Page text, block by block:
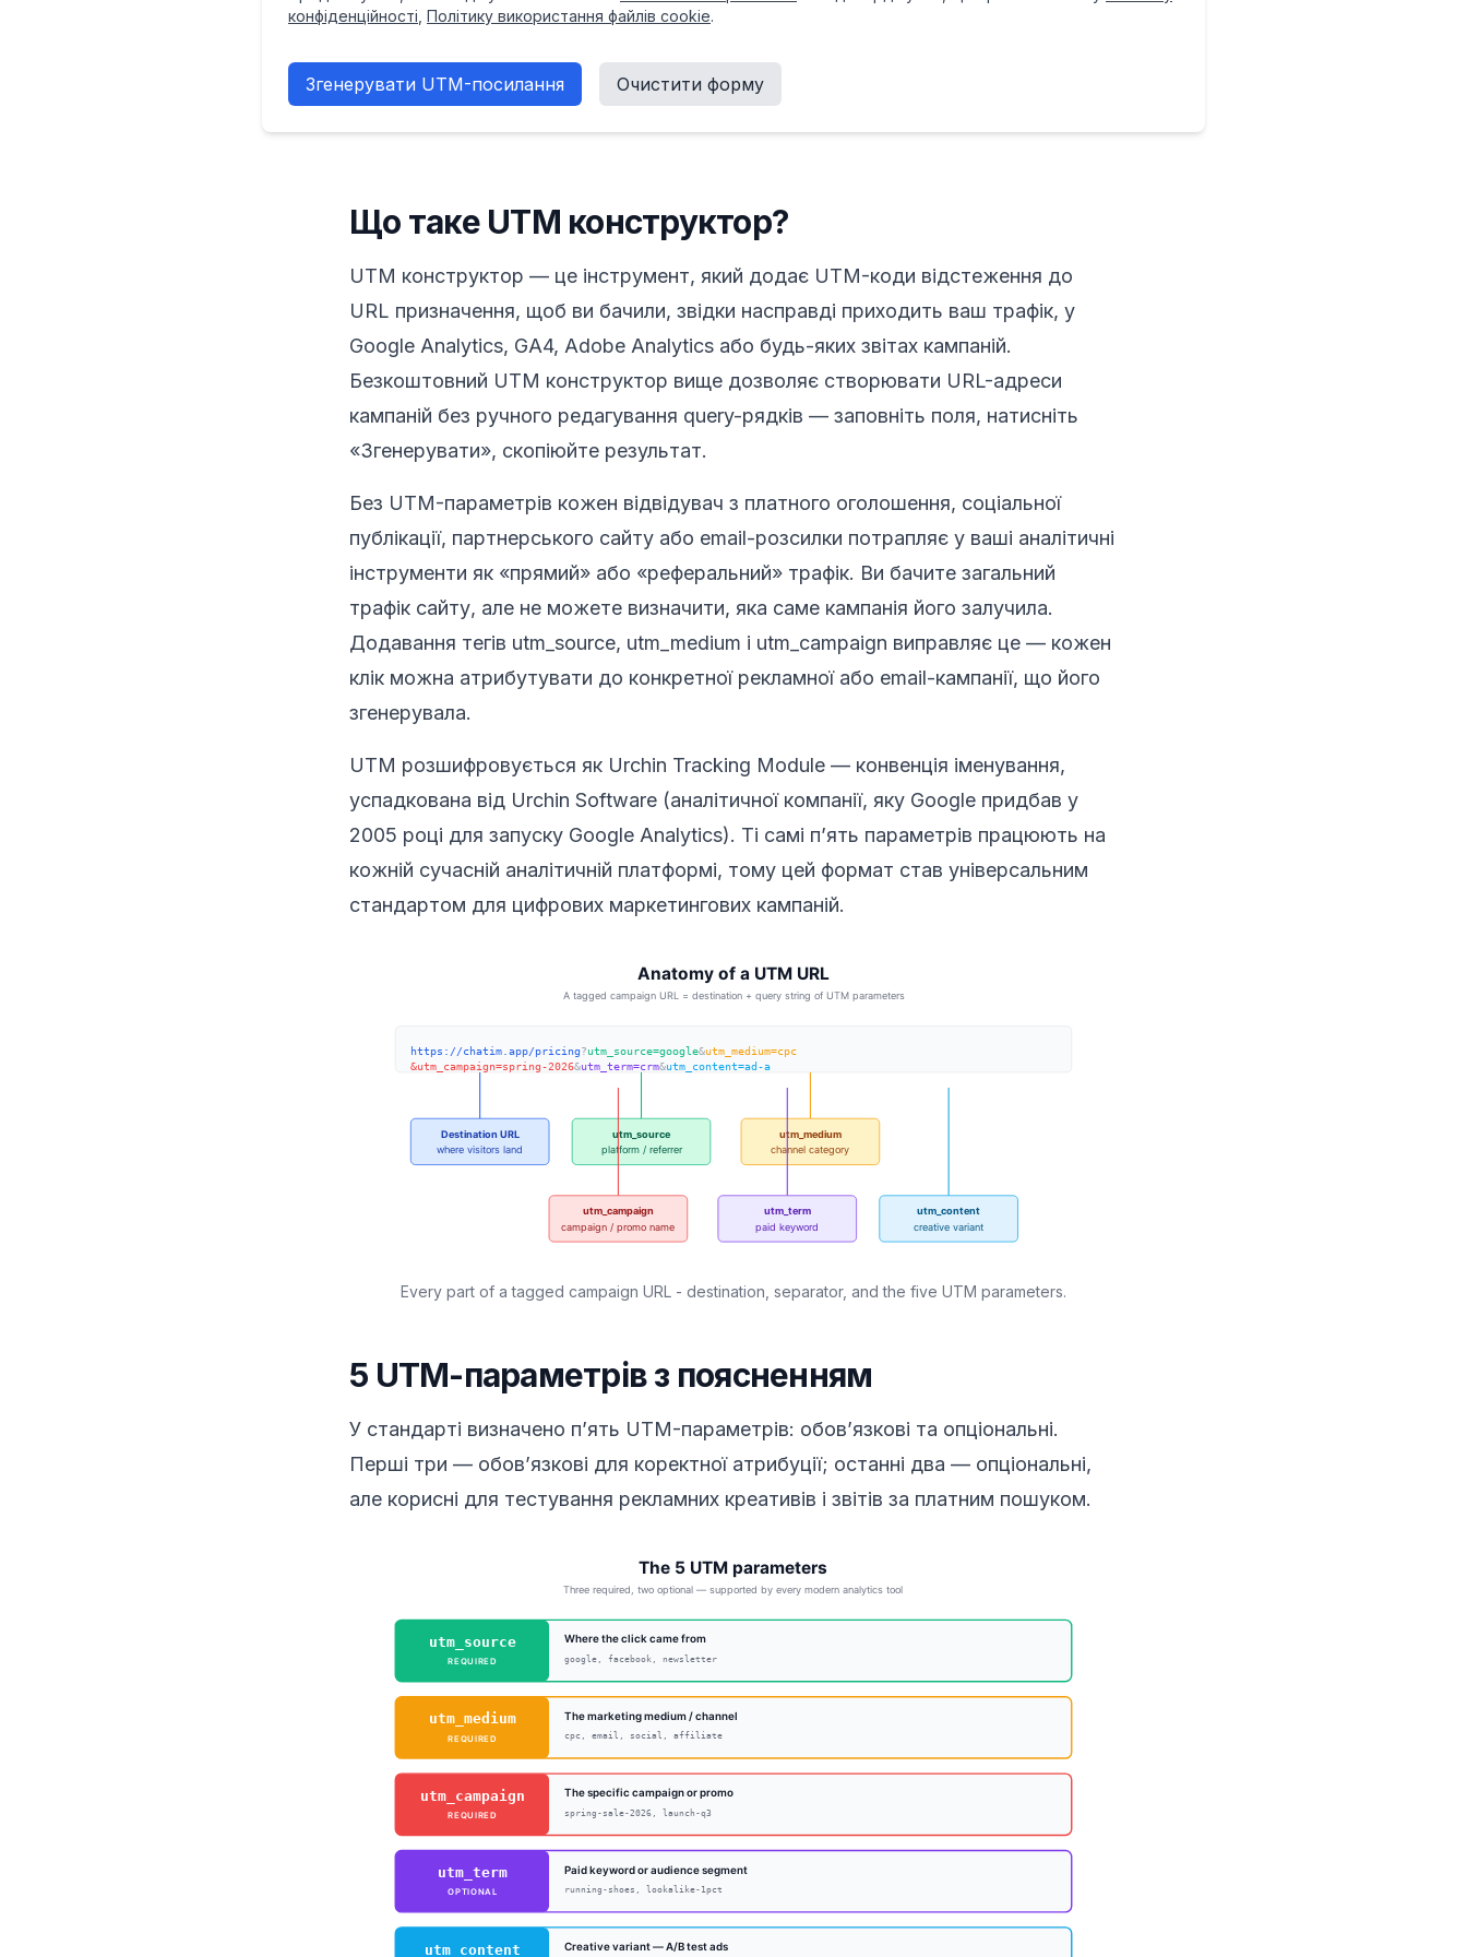
конфіденційності Політику використання файлів cookie.
Згенерувати UTM-посилання Очистити форму
Що таке UTM конструктор?
UTM конструктор — це інструмент, який додає UTM-коди відстеження до
URL призначення, щоб ви бачили, звідки насправді приходить ваш трафік, у
Google Analytics, GA4, Adobe Analytics або будь-яких звітах кампаній.
Безкоштовний UTM конструктор вище дозволяє створювати URL-адреси
кампаній без ручного редагування query-рядків — заповніть поля, натисніть
«Згенерувати», скопіюйте результат.
Без UTM-параметрів кожен відвідувач з платного оголошення, соціальної
публікації, партнерського сайту або email-розсилки потрапляє у ваші аналітичні
інструменти як «прямий» або «реферальний» трафік. Ви бачите загальний
трафік сайту, але не можете визначити, яка саме кампанія його залучила.
Додавання тегів utm_source, utm_medium і utm_campaign виправляє це — кожен
клік можна атрибутувати до конкретної рекламної або email-кампанії, що його
згенерувала.
UTM розшифровується як Urchin Tracking Module — конвенція іменування,
успадкована від Urchin Software (аналітичної компанії, яку Google придбав у
2005 році для запуску Google Analytics). Ті самі п’ять параметрів працюють на
кожній сучасній аналітичній платформі, тому цей формат став універсальним
стандартом для цифрових маркетингових кампаній.
Every part of a tagged campaign URL - destination, separator, and the five UTM parameters.
5 UTM-параметрів з поясненням
У стандарті визначено п’ять UTM-параметрів: обов’язкові та опціональні.
Перші три — обов’язкові для коректної атрибуції; останні два — опціональні,
але корисні для тестування рекламних креативів і звітів за платним пошуком.